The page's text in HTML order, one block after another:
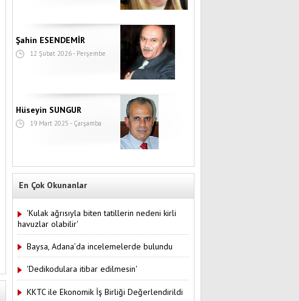
Şahin ESENDEMİR
12 Şubat 2026 - Perşembe
Hüseyin SUNGUR
19 Mart 2025 - Çarşamba
En Çok Okunanlar
'Kulak ağrısıyla biten tatillerin nedeni kirli
havuzlar olabilir'
Baysa, Adana’da incelemelerde bulundu
'Dedikodulara itibar edilmesin'
KKTC ile Ekonomik İş Birliği Değerlendirildi